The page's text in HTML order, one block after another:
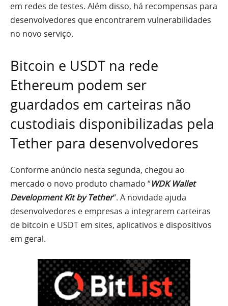
em redes de testes. Além disso, há recompensas para
desenvolvedores que encontrarem vulnerabilidades
no novo serviço.
Bitcoin e USDT na rede
Ethereum podem ser
guardados em carteiras não
custodiais disponibilizadas pela
Tether para desenvolvedores
Conforme anúncio nesta segunda, chegou ao
mercado o novo produto chamado “WDK Wallet
Development Kit by Tether“. A novidade ajuda
desenvolvedores e empresas a integrarem carteiras
de bitcoin e USDT em sites, aplicativos e dispositivos
em geral.